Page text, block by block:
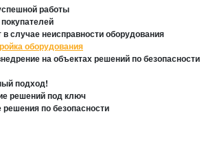
работы
случае неисправности оборудования
оборудования
на объектах решений по безопасности
подход!
решений под ключ
по безопасности